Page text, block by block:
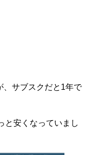
、サブスクだと1年で
と安くなっていまし